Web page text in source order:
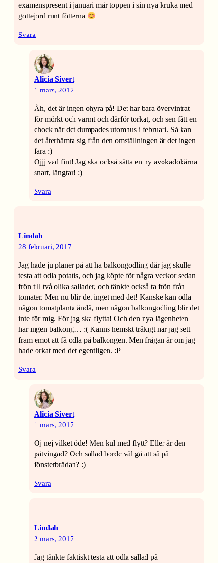
examenspresent i januari mår toppen i sin nya kruka med
gottejord runt fötterna
Svara
Alicia Sivert
1 mars, 2017
Åh, det är ingen ohyra på! Det har bara övervintrat
för mörkt och varmt och därför torkat, och sen fått en
chock när det dumpades utomhus i februari. Så kan
det återhämta sig från den omställningen är det ingen
fara :)
Ojjj vad fint! Jag ska också sätta en ny avokadokärna
snart, längtar! :)
Svara
Lindah
28 februari, 2017
Jag hade ju planer på att ha balkongodling där jag skulle
testa att odla potatis, och jag köpte för några veckor sedan
frön till två olika sallader, och tänkte också ta frön från
tomater. Men nu blir det inget med det! Kanske kan odla
någon tomatplanta ändå, men någon balkongodling blir det
inte för mig. För jag ska flytta! Och den nya lägenheten
har ingen balkong… :( Känns hemskt tråkigt när jag sett
fram emot att få odla på balkongen. Men frågan är om jag
hade orkat med det egentligen. :P
Svara
Alicia Sivert
1 mars, 2017
Oj nej vilket öde! Men kul med flytt? Eller är den
påtvingad? Och sallad borde väl gå att så på
fönsterbrädan? :)
Svara
Lindah
2 mars, 2017
Jag tänkte faktiskt testa att odla sallad på